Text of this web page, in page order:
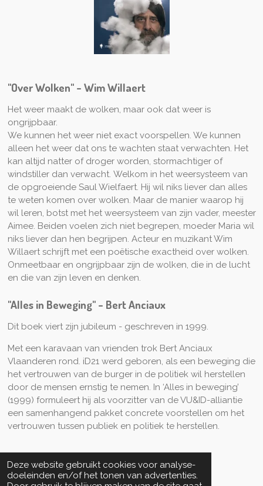
Deze website gebruikt cookies voor analyse-
doeleinden en/of het tonen van advertenties.
"Over Wolken" - Wim Willaert
Het weer maakt de wolken, maar ook dat weer is
ongrijpbaar.
We kunnen het weer niet exact voorspellen. We kunnen
alleen het weer dat ons te wachten staat verwachten. Het
kan altijd natter of droger worden, stormachtiger of
windstiller dan verwacht. Welkom in het weersysteem van
de opgroeiende Saul Wielfaert. Hij wil niks liever dan alles
te weten komen over wolken. Maar de manier waarop hij
wil leren, botst met het weersysteem van zijn vader, meester
Aimee. Beiden voelen zich niet begrepen, moeder Maria wil
niks liever dan hen begrijpen. Acteur en muzikant Wim
Willaert schrijft met een poëtische exactheid over wolken.
Onmeetbaar en ongrijpbaar zijn de wolken, die in de lucht
en die van zijn leven en denken.
"Alles in Beweging" - Bert Anciaux
Dit boek viert zijn jubileum - geschreven in 1999.
Met een karavaan van vrienden trok Bert Anciaux
Vlaanderen rond. iD21 werd geboren, als een beweging die
het vertrouwen van de burger in de politiek wil herstellen
door de mensen ernstig te nemen. In ‘Alles in beweging’
(1999) formuleert hij als voorzitter van de VU&ID-alliantie
een samenhangend pakket concrete voorstellen om het
vertrouwen tussen publiek en politiek te herstellen.